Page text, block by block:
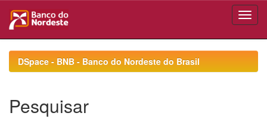
navigationDSpace - BNB - Banco do Nordeste do Brasil
Pesquisar